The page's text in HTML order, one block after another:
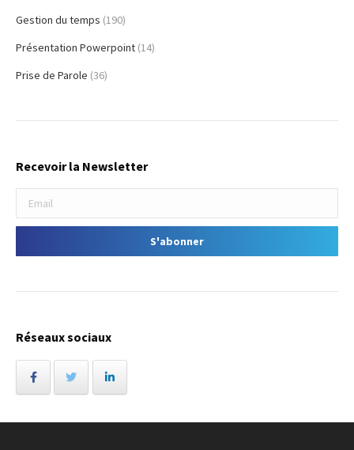
Gestion du temps (190)
Présentation Powerpoint (14)
Prise de Parole (36)
Recevoir la Newsletter
Réseaux sociaux